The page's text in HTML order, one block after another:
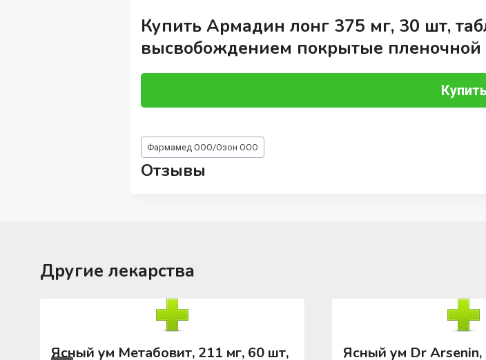
Купить Армадин лонг 375 мг, 30 шт,
высвобождением покрытые пленочной
Купить
Метки
записи:
Фармамед ООО/Озон ООО
Отзывы
Другие лекарства
Ясный ум Метабовит, 211 мг, 60 шт, Ясный ум Dr Arsenin,